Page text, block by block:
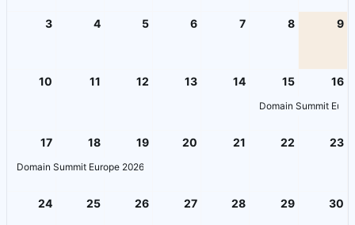
3 4 5 6 7 8 9
10 11 12 13 14 15
Domain Summit
16
17
Domain Summit Europe 2026 - August 17-18, 2026 - Kempten, Germany
18 19 20 21 22 23
24 25 26 27 28 29 30